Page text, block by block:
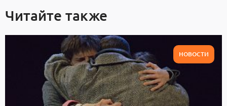
Читайте также
НОВОСТИ